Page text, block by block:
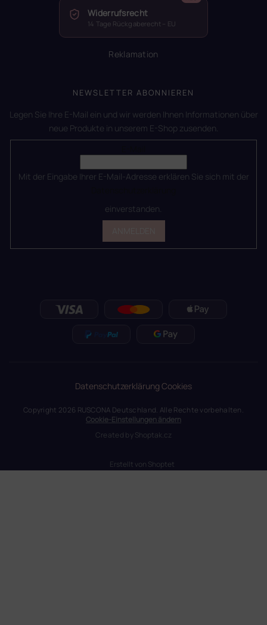
Widerrufsrecht
14 Tage Rückgaberecht – EU
Reklamation
NEWSLETTER ABONNIEREN
Legen Sie Ihre E-Mail ein und wir werden Ihnen Informationen über
neue Produkte in unserem E-Shop zusenden.
Mit der Eingabe Ihrer E-Mail-Adresse erklären Sie sich mit der
einverstanden.
DatenschutzerklärungCookies
Erstellt von Shoptet
Copyright 2026 RUSCONA Deutschland. Alle Rechte vorbehalten.
Cookie-Einstellungen ändern
Created byShoptak.cz